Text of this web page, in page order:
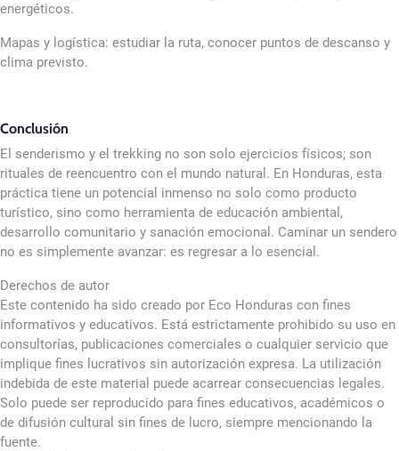
energéticos.
Mapas y logística: estudiar la ruta, conocer puntos de descanso y
clima previsto.
Conclusión
El senderismo y el trekking no son solo ejercicios físicos; son
rituales de reencuentro con el mundo natural. En Honduras, esta
práctica tiene un potencial inmenso no solo como producto
turístico, sino como herramienta de educación ambiental,
desarrollo comunitario y sanación emocional. Caminar un sendero
no es simplemente avanzar: es regresar a lo esencial.
Derechos de autor
Este contenido ha sido creado por Eco Honduras con fines
informativos y educativos. Está estrictamente prohibido su uso en
consultorías, publicaciones comerciales o cualquier servicio que
implique fines lucrativos sin autorización expresa. La utilización
indebida de este material puede acarrear consecuencias legales.
Solo puede ser reproducido para fines educativos, académicos o
de difusión cultural sin fines de lucro, siempre mencionando la
fuente.